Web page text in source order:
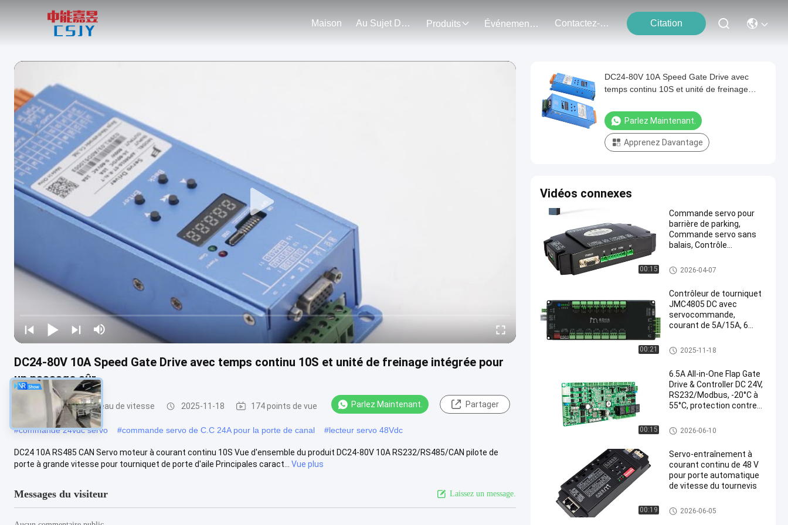
Maison Au Sujet De Nous Produits Événements Contactez-Nous Citation
DC24-80V 10A Speed Gate Drive avec temps continu 10S et unité de freinage intégrée pour
un passage sûr
Commande de créneau de vitesse 2025-11-18 174 points de vue Parlez Maintenant. Partager
#commande 24vdc servo #commande servo de C.C 24A pour la porte de canal #lecteur servo 48Vdc
DC24 10A RS485 CAN Servo moteur à courant continu 10S Vue d'ensemble du produit DC24-80V 10A RS232/RS485/CAN pilote de
porte à grande vitesse pour tourniquet de porte d'aile Principales caract...
Vue plus
Messages du visiteur Laissez un message.
DC24-80V 10A Speed Gate Drive avec
temps continu 10S et unité de freinage
Parlez Maintenant.
Apprenez Davantage
Vidéos connexes
00:15
Commande servo pour
barrière de parking,
Commande servo sans
balais, Contrôle
parking.
Commande de créneau de vite
sse
2026-04-07
00:21
Contrôleur de tourniquet
JMC4805 DC avec
servocommande,
courant de 5A/15A, 6
entrées de garde
d'entrée
Commande de créneau de vite
sse
2025-11-18
00:15
6.5A All-in-One Flap Gate
Drive & Controller DC 24V,
RS232/Modbus, -20°C à
55°C, protection contre
Commande de créneau de vite
sse
2026-06-10
00:19
Servo-entraînement à
courant continu de 48 V
pour porte automatique
de vitesse du tournevis
Commande de créneau de vite
sse
2026-06-05